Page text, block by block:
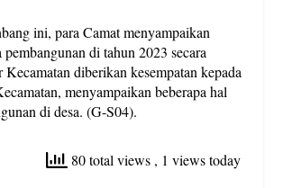
ini, para Camat menyampaikan
pembangunan di tahun 2023 secara
Kecamatan diberikan kesempatan kepada
menyampaikan beberapa hal
di desa. (G-S04).
80 total views , 1 views today